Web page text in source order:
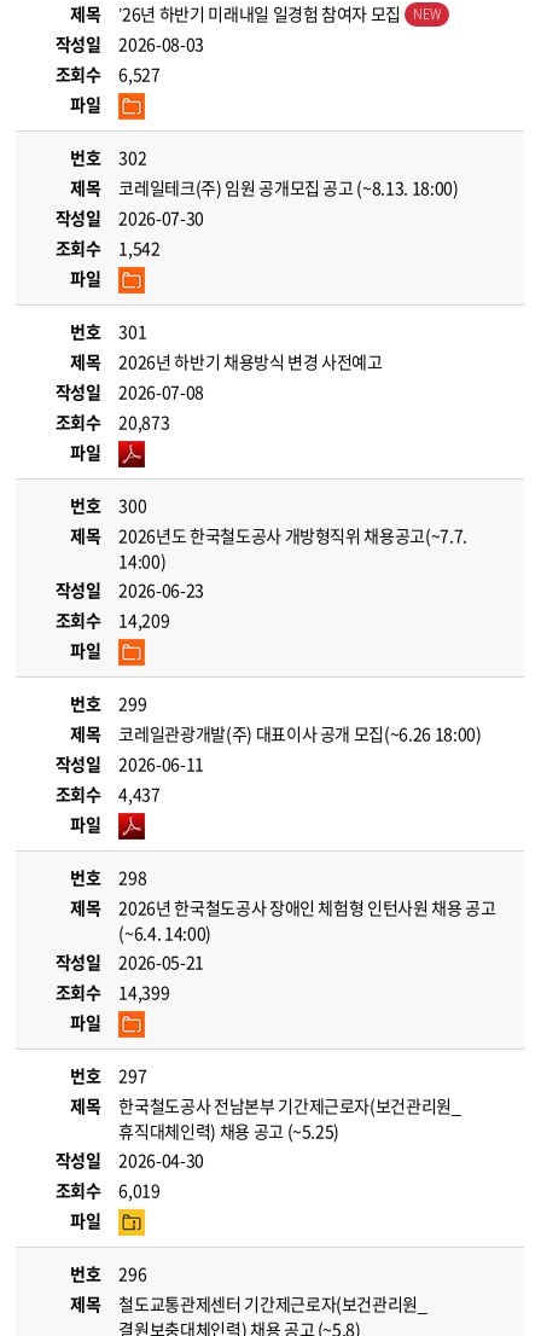
제목
’26년 하반기 미래내일 일경험 참여자 모집
작성일
2026-08-03
조회수
6,527
파일
번호
302
제목
코레일테크(주) 임원 공개모집 공고 (~8.13. 18:00)
작성일
2026-07-30
조회수
1,542
파일
번호
301
제목
2026년 하반기 채용방식 변경 사전예고
작성일
2026-07-08
조회수
20,873
파일
번호
300
제목
2026년도 한국철도공사 개방형직위 채용공고(~7.7.
14:00)
작성일
2026-06-23
조회수
14,209
파일
번호
299
제목
코레일관광개발(주) 대표이사 공개 모집(~6.26 18:00)
작성일
2026-06-11
조회수
4,437
파일
번호
298
제목
2026년 한국철도공사 장애인 체험형 인턴사원 채용 공고
(~6.4. 14:00)
작성일
2026-05-21
조회수
14,399
파일
번호
297
제목
한국철도공사 전남본부 기간제근로자(보건관리원_
휴직대체인력) 채용 공고 (~5.25)
작성일
2026-04-30
조회수
6,019
파일
번호
296
제목
철도교통관제센터 기간제근로자(보건관리원_
결원보충대체인력) 채용 공고 (~5.8)